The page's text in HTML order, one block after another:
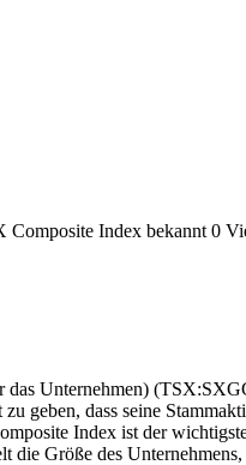
Composite Index bekannt 0
das Unternehmen)
geben, dass seine
Index ist der
Größe des